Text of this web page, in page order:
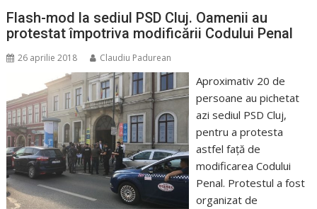
Flash-mod la sediul PSD Cluj. Oamenii au
protestat împotriva modificării Codului Penal
26 aprilie 2018 Claudiu Padurean
Aproximativ 20 de
persoane au pichetat
azi sediul PSD Cluj,
pentru a protesta
astfel faţă de
modificarea Codului
Penal. Protestul a fost
organizat de